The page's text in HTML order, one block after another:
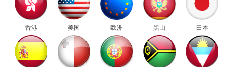
香港 美国 欧洲 黑山 日本